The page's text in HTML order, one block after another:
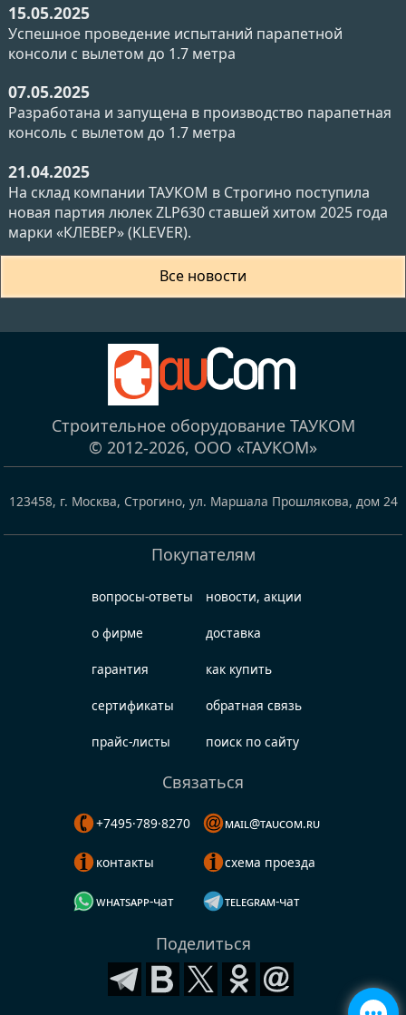
15.05.2025
Успешное проведение испытаний парапетной
консоли с вылетом до 1.7 метра
07.05.2025
Разработана и запущена в производство парапетная
консоль с вылетом до 1.7 метра
21.04.2025
На склад компании ТАУКОМ в Строгино поступила
новая партия люлек ZLP630 ставшей хитом 2025 года
марки «КЛЕВЕР» (KLEVER).
Все новости
Строительное оборудование ТАУКОМ
© 2012-2026, ООО «ТАУКОМ»
123458, г. Москва, Строгино, ул. Маршала Прошлякова, дом 24
Покупателям
вопросы-ответы
о фирме
гарантия
сертификаты
прайс-листы
новости, акции
доставка
как купить
обратная связь
поиск по сайту
Связаться
+7495·789·8270
контакты
whatsapp-чат
mail@taucom.ru
схема проезда
telegram-чат
Поделиться